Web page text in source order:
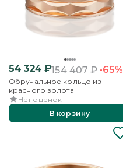
54 324₽154 407₽-65%
Обручальное кольцо из
красного золота
Нет оценок
В корзину